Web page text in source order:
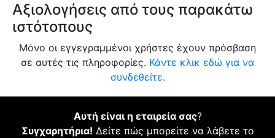
Αξιολογήσεις από τους παρακάτω
ιστότοπους
Μόνο οι εγγεγραμμένοι χρήστες έχουν πρόσβαση
σε αυτές τις πληροφορίες. Κάντε κλικ εδώ για να
συνδεθείτε.
Αυτή είναι η εταιρεία σας?
Συγχαρητήρια! Δείτε πώς μπορείτε να λάβετε το